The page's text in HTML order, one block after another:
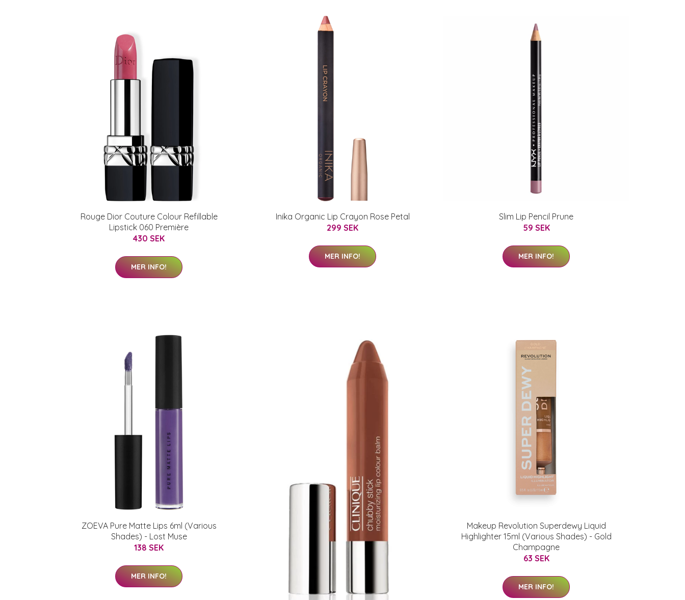
Rouge Dior Couture Colour Refillable
Lipstick 060 Première
430 SEK
MER INFO!
Inika Organic Lip Crayon Rose Petal
299 SEK
MER INFO!
Slim Lip Pencil Prune
59 SEK
MER INFO!
ZOEVA Pure Matte Lips 6ml (Various
Shades) - Lost Muse
138 SEK
MER INFO!
Makeup Revolution Superdewy Liquid
Highlighter 15ml (Various Shades) - Gold
Champagne
63 SEK
MER INFO!